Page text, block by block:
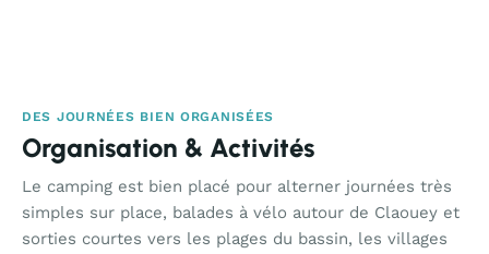
DES JOURNÉES BIEN ORGANISÉES
Organisation & Activités
Le camping est bien placé pour alterner journées très
simples sur place, balades à vélo autour de Claouey et
sorties courtes vers les plages du bassin, les villages